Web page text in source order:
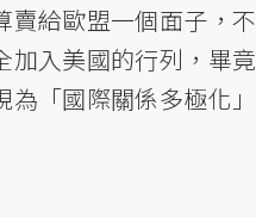
賣給歐盟一個面子，不
加入美國的行列，畢竟
「國際關係多極化」